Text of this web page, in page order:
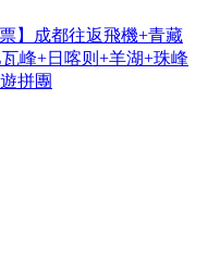
】成都往返飛機+青藏
峰+日喀则+羊湖+珠峰
拼團